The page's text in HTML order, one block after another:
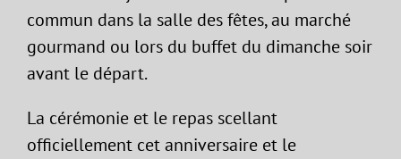
commun dans la salle des fêtes, au marché
gourmand ou lors du buffet du dimanche soir
avant le départ.
La cérémonie et le repas scellant
officiellement cet anniversaire et le